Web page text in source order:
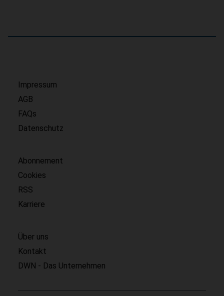
Impressum
AGB
FAQs
Datenschutz
Abonnement
Cookies
RSS
Karriere
Über uns
Kontakt
DWN - Das Unternehmen